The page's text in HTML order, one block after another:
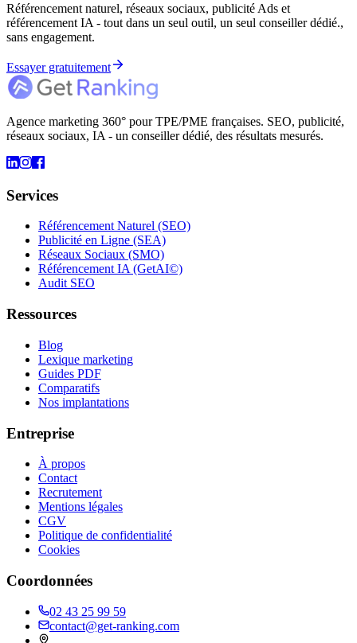
Référencement naturel, réseaux sociaux, publicité Ads et
référencement IA - tout dans un seul outil, un seul conseiller dédié.,
sans engagement.
Essayer gratuitement
Agence marketing 360° pour TPE/PME françaises. SEO, publicité,
réseaux sociaux, IA - un conseiller dédié, des résultats mesurés.
Services
Référencement Naturel (SEO)
Publicité en Ligne (SEA)
Réseaux Sociaux (SMO)
Référencement IA (GetAI©)
Audit SEO
Ressources
Blog
Lexique marketing
Guides PDF
Comparatifs
Nos implantations
Entreprise
À propos
Contact
Recrutement
Mentions légales
CGV
Politique de confidentialité
Cookies
Coordonnées
02 43 25 99 59
contact@get-ranking.com